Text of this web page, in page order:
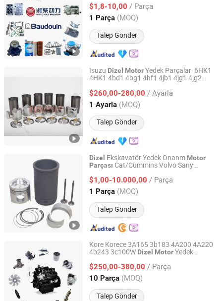
Yedek Parçalar
$1,8-10,00 / Parça
1 Parça (MOQ)
Talep Gönder
Shandong, China Fiyat 2025
Isuzu Dizel MotorYedek Parçaları 6HK1
4HK1 4bd1 4bg1 4hf1 4jb1 4jg1 4jg2
Revizyon Onarım Parçaları Silindir Kiti
Yenileme Parçaları
$260,00-280,00 / Ayarla
1 Ayarla (MOQ)
Talep Gönder
Guangzhou Tunway Heavy Machinery Co., Ltd.
Guangdong, China Fiyat 2025
Dizel Ekskavatör Yedek Onarım Motor
Parçası Cat/Cummins Volvo Sany
Isuzu Yanmar Deutz Hino Perkins
$1,00-10.000,00 / Parça
1 Parça (MOQ)
Talep Gönder
Shenzhen Taifeng Internal Combustion Engine Parts Co.,
Ltd
Guangdong, China Fiyat 2025
Kore Korece 3A165 3b183 4A200 4A220
4b243 3c100W Dizel MotorYedek
$250,00-380,00 / Parça
10 Parça (MOQ)
Talep Gönder
Hangzhou Yes New Energy Tech Co., Ltd
Zhejiang, China Fiyat 2013